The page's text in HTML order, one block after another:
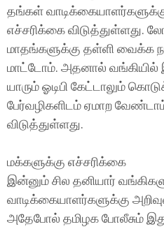
தங்கள்
எச்சரிக்கை விடுத்துள்ளது.
மாதங்களுக்கு தள்ளி வைக்க
மாட்டோம். அதனால் வங்கியில்
யாரும் ஓடிபி கேட்டாலும்
பேர்வழிகளிடம் ஏமாற
விடுத்துள்ளது.
மக்களுக்கு எச்சரிக்கை
இன்னும் சில தனியார்
வாடிக்கையாளர்களுக்கு
அதேபோல் தமிழக போலீசும்